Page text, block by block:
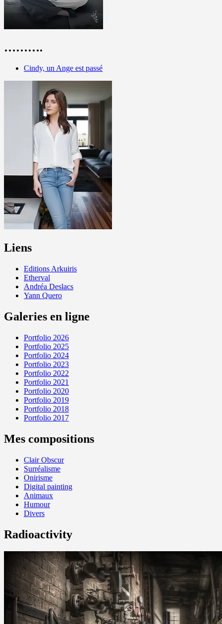
……….
Cindy, un Ange est passé
Liens
Editions Arkuiris
Etherval
Andréa Deslacs
Yann Quero
Galeries en ligne
Portfolio 2026
Portfolio 2025
Portfolio 2024
Portfolio 2023
Portfolio 2022
Portfolio 2021
Portfolio 2020
Portfolio 2019
Portfolio 2018
Portfolio 2017
Mes compositions
Clair Obscur
Surréalisme
Onirisme
Digital painting
Animaux
Humour
Divers
Radioactivity